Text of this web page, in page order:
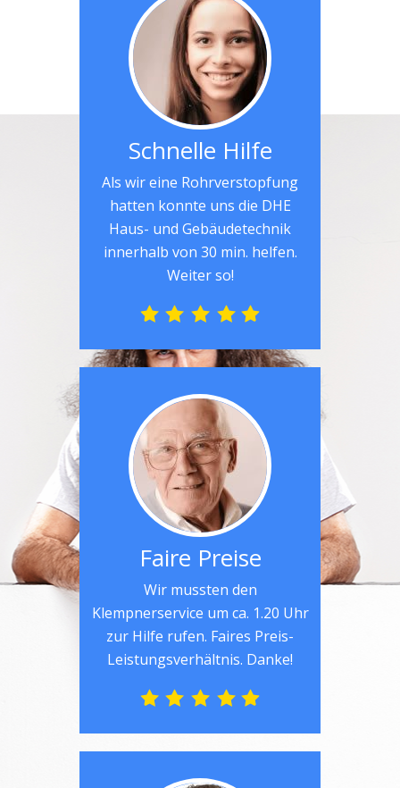
Schnelle Hilfe
Als wir eine Rohrverstopfung
hatten konnte uns die DHE
Haus- und Gebäudetechnik
innerhalb von 30 min. helfen.
Weiter so!
Faire Preise
Wir mussten den
Klempnerservice um ca. 1.20 Uhr
zur Hilfe rufen. Faires Preis-
Leistungsverhältnis. Danke!